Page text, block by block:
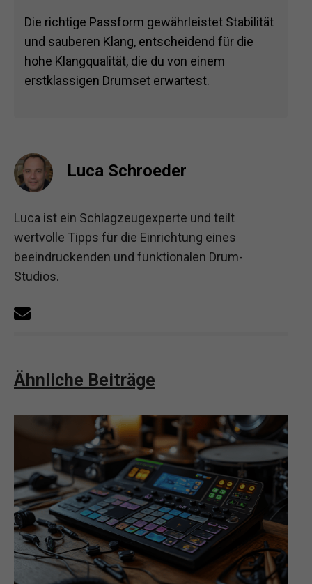
Die richtige Passform gewährleistet Stabilität
und sauberen Klang, entscheidend für die
hohe Klangqualität, die du von einem
erstklassigen Drumset erwartest.
Luca Schroeder
Luca ist ein Schlagzeugexperte und teilt
wertvolle Tipps für die Einrichtung eines
beeindruckenden und funktionalen Drum-
Studios.
Ähnliche Beiträge